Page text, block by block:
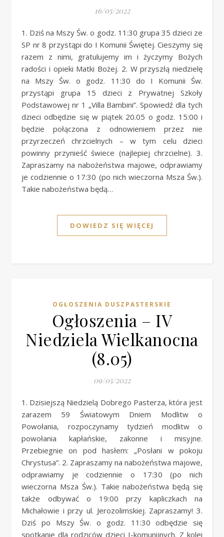
16/05/2022
1. Dziś na Mszy Św. o godz. 11:30 grupa 35 dzieci ze
SP nr 8 przystąpi do I Komunii Świętej. Cieszymy się
razem z nimi, gratulujemy im i życzymy Bożych
radości i opieki Matki Bożej. 2. W przyszłą niedzielę
na Mszy Św. o godz. 11:30 do I Komunii Św.
przystąpi grupa 15 dzieci z Prywatnej Szkoły
Podstawowej nr 1 „Villa Bambini”. Spowiedź dla tych
dzieci odbędzie się w piątek 20.05 o godz. 15:00 i
będzie połączona z odnowieniem przez nie
przyrzeczeń chrzcielnych – w tym celu dzieci
powinny przynieść świece (najlepiej chrzcielne). 3.
Zapraszamy na nabożeństwa majowe, odprawiamy
je codziennie o 17:30 (po nich wieczorna Msza Św.).
Takie nabożeństwa będą…
DOWIEDZ SIĘ WIĘCEJ
OGŁOSZENIA DUSZPASTERSKIE
Ogłoszenia – IV
Niedziela Wielkanocna
(8.05)
09/05/2022
1. Dzisiejszą Niedzielą Dobrego Pasterza, która jest
zarazem 59 Światowym Dniem Modlitw o
Powołania, rozpoczynamy tydzień modlitw o
powołania kapłańskie, zakonne i misyjne.
Przebiegnie on pod hasłem: „Posłani w pokoju
Chrystusa”. 2. Zapraszamy na nabożeństwa majowe,
odprawiamy je codziennie o 17:30 (po nich
wieczorna Msza Św.). Takie nabożeństwa będą się
także odbywać o 19:00 przy kapliczkach na
Michałowie i przy ul. Jerozolimskiej. Zapraszamy! 3.
Dziś po Mszy Św. o godz. 11:30 odbędzie się
spotkanie dla rodziców dzieci I-komunijnych. Z kolei